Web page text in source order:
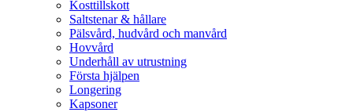
Kosttillskott
Saltstenar & hållare
Pälsvård, hudvård och manvård
Hovvård
Underhåll av utrustning
Första hjälpen
Longering
Kapsoner